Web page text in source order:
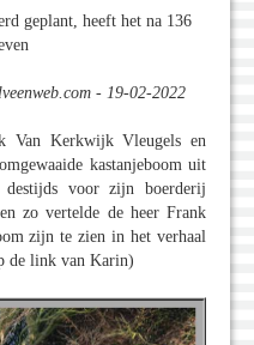
geplant, heeft het na 136
- 19-02-2022
Van Kerkwijk Vleugels en
kastanjeboom uit
voor zijn boerderij
zo vertelde de heer Frank
zijn te zien in het verhaal
de link van Karin)